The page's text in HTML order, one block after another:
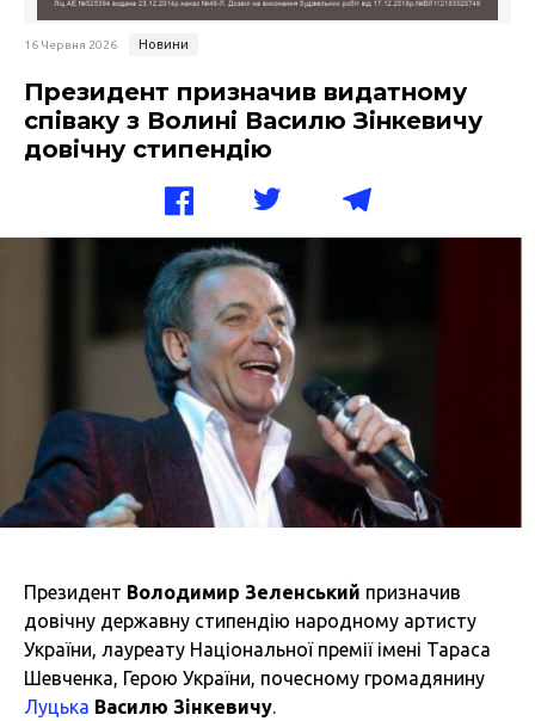
16 Червня 2026 Новини
Президент призначив видатному
співаку з Волині Василю Зінкевичу
довічну стипендію
Президент Володимир Зеленський призначив
довічну державну стипендію народному артисту
України, лауреату Національної премії імені Тараса
Шевченка, Герою України, почесному громадянину
Луцька Василю Зінкевичу.